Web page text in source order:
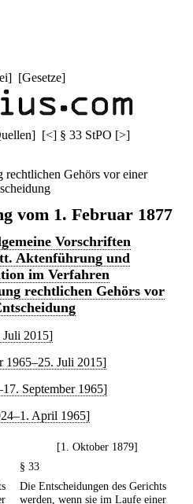
] [Gesetze]
] [<] § 33 StPO [>]
rechtlichen Gehörs vor einer
vom 1. Februar 1877
Vorschriften
Aktenführung und
im Verfahren
rechtlichen Gehörs vor
Juli 2015]
1965–25. Juli 2015]
September 1965]
April 1965]
[1. Oktober 1879]
§ 33
Die Entscheidungen des Gerichts
werden, wenn sie im Laufe einer